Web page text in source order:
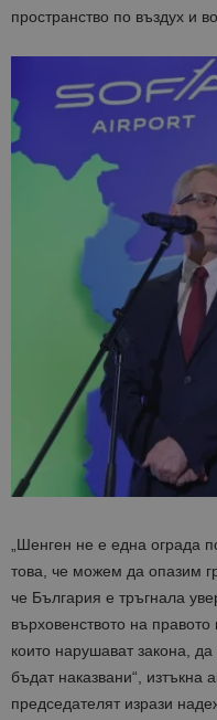
пространство по въздух и
„Шенген не е една ограда
това, че можем да опазим
че България е тръгнала
върховенството на
които нарушават закона,
бъдат наказвани“, изтъкна
председателят изрази